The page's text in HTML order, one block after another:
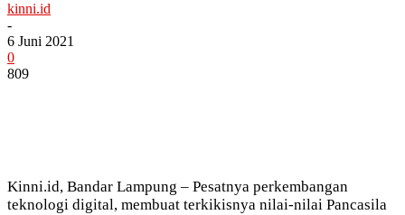
kinni.id
-
6 Juni 2021
0
809
Kinni.id, Bandar Lampung – Pesatnya perkembangan
teknologi digital, membuat terkikisnya nilai-nilai Pancasila